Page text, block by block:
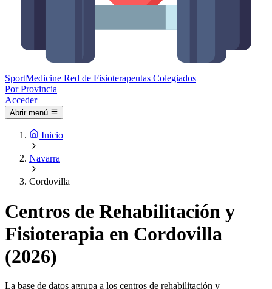
SportMedicine Red de Fisioterapeutas Colegiados
Por Provincia
Acceder
Abrir menú
Inicio
Navarra
Cordovilla
Centros de Rehabilitación y
Fisioterapia en Cordovilla
(2026)
La base de datos agrupa a los centros de rehabilitación y